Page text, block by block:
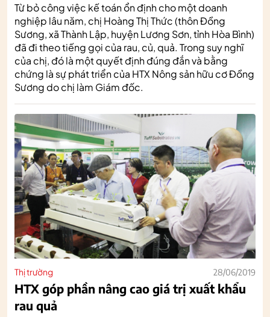
Từ bỏ công việc kế toán ổn định cho một doanh
nghiệp lâu năm, chị Hoàng Thị Thức (thôn Đồng
Sương, xã Thành Lập, huyện Lương Sơn, tỉnh Hòa Bình)
đã đi theo tiếng gọi của rau, củ, quả. Trong suy nghĩ
của chị, đó là một quyết định đúng đắn và bằng
chứng là sự phát triển của HTX Nông sản hữu cơ Đồng
Sương do chị làm Giám đốc.
Thị trường 28/06/2019
HTX góp phần nâng cao giá trị xuất khẩu
rau quả